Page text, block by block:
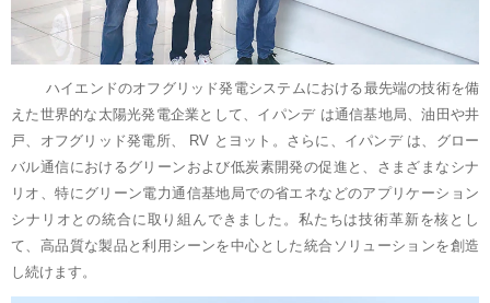
ハイエンドのオフグリッド発電システムにおける最先端の技術を備
えた世界的な太陽光発電企業として、イパンデ は通信基地局、油田や井
戸、オフグリッド発電所、 RV とヨット。さらに、イパンデ は、グロー
バル通信におけるグリーンおよび低炭素開発の促進と、さまざまなシナ
リオ、特にグリーン電力通信基地局での省エネなどのアプリケーション
シナリオとの統合に取り組んできました。私たちは技術革新を核とし
て、高品質な製品と利用シーンを中心とした統合ソリューションを創造
し続けます。